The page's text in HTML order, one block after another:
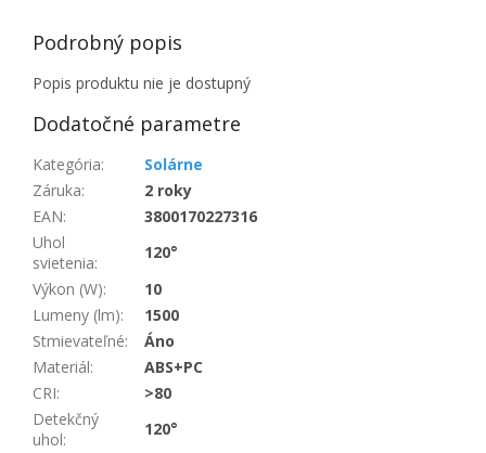
Podrobný popis
Popis produktu nie je dostupný
Dodatočné parametre
Kategória:
Solárne
Záruka:
2 roky
EAN:
3800170227316
Uhol
svietenia:
120°
Výkon (W):
10
Lumeny (lm):
1500
Stmievateľné:
Áno
Materiál:
ABS+PC
CRI:
>80
Detekčný
uhol:
120°